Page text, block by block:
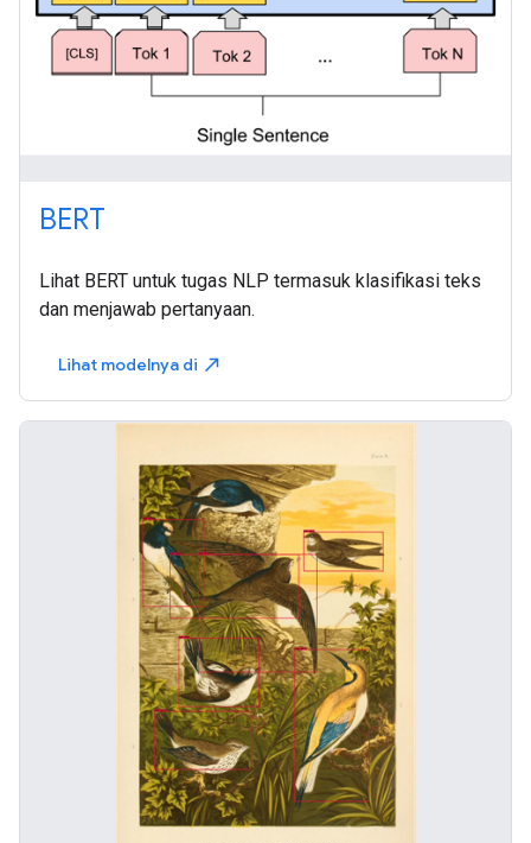
BERT
Lihat BERT untuk tugas NLP termasuk klasifikasi teks
dan menjawab pertanyaan.
Lihat modelnya di north_east